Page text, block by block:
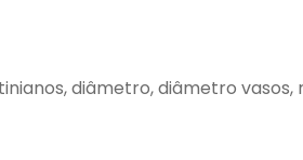
diâmetro, diâmetro